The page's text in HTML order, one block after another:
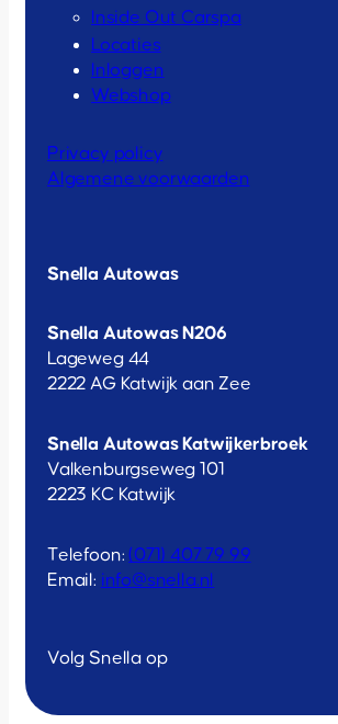
Inside Out Carspa
Locaties
Inloggen
Webshop
Privacy policy
Algemene voorwaarden
Snella Autowas
Snella Autowas N206
Lageweg 44
2222 AG Katwijk aan Zee
Snella Autowas Katwijkerbroek
Valkenburgseweg 101
2223 KC Katwijk
Telefoon:(071) 407 79 99
Email: info@snella.nl
Volg Snella op